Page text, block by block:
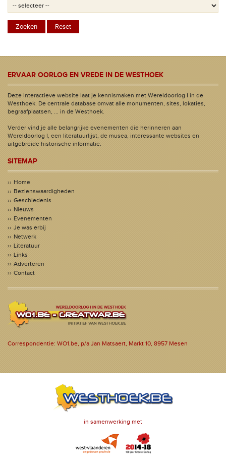
ERVAAR OORLOG EN VREDE IN DE WESTHOEK
Deze interactieve website laat je kennismaken met Wereldoorlog I in de
Westhoek. De centrale database omvat alle monumenten, sites, lokaties,
begraafplaatsen, ... in de Westhoek.
Verder vind je alle belangrijke evenementen die herinneren aan
Wereldoorlog I, een literatuurlijst, de musea, interessante websites en
uitgebreide historische informatie.
SITEMAP
Home
Bezienswaardigheden
Geschiedenis
Nieuws
Evenementen
Je was erbij
Netwerk
Literatuur
Links
Adverteren
Contact
Correspondentie: WO1.be, p/a Jan Matsaert, Markt 10, 8957 Mesen
in samenwerking met